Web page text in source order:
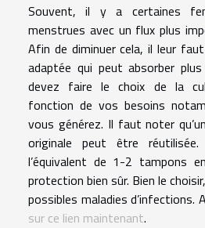
Souvent, il y a certaines
menstrues avec un flux plus
Afin de diminuer cela, il leur
adaptée qui peut absorber
devez faire le choix de la
fonction de vos besoins
vous générez. Il faut noter
originale peut être
l’équivalent de 1-2 tampons
protection bien sûr. Bien le
possibles maladies d’infections.
sur ce lien maintenant.